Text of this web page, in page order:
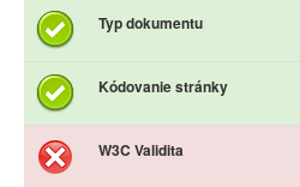
Typ dokumentu
Kódovanie stránky
W3C Validita